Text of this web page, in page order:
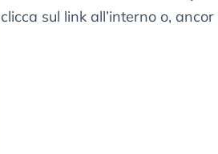
clicca sul link all’interno o,